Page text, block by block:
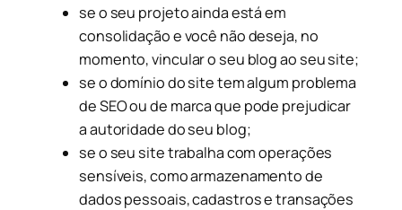
se o seu projeto ainda está em
consolidação e você não deseja, no
momento, vincular o seu blog ao seu site;
se o domínio do site tem algum problema
de SEO ou de marca que pode prejudicar
a autoridade do seu blog;
se o seu site trabalha com operações
sensíveis, como armazenamento de
dados pessoais, cadastros e transações